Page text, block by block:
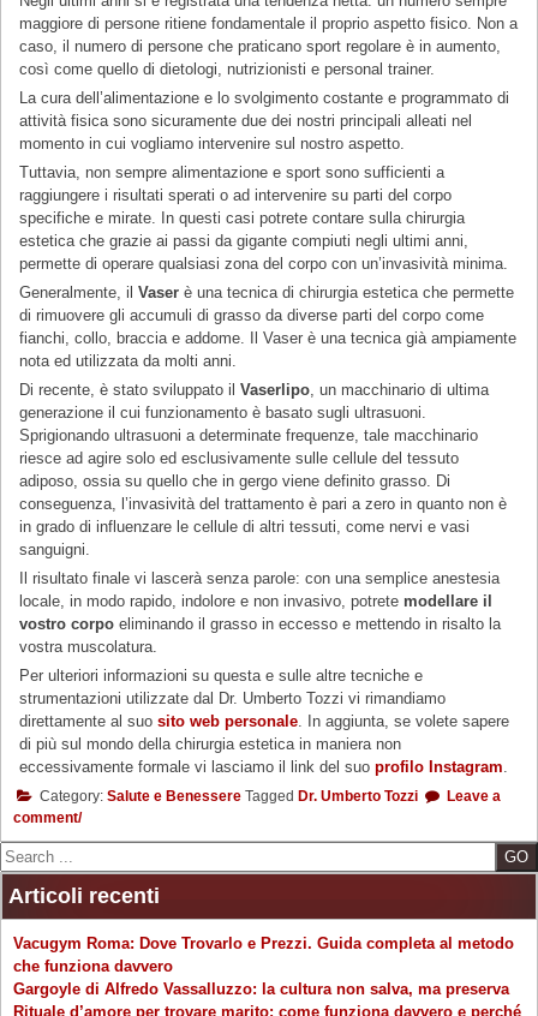
maggiore di persone ritiene fondamentale il proprio aspetto fisico. Non a
caso, il numero di persone che praticano sport regolare è in aumento,
così come quello di dietologi, nutrizionisti e personal trainer.
La cura dell’alimentazione e lo svolgimento costante e programmato di
attività fisica sono sicuramente due dei nostri principali alleati nel
momento in cui vogliamo intervenire sul nostro aspetto.
Tuttavia, non sempre alimentazione e sport sono sufficienti a
raggiungere i risultati sperati o ad intervenire su parti del corpo
specifiche e mirate. In questi casi potrete contare sulla chirurgia
estetica che grazie ai passi da gigante compiuti negli ultimi anni,
permette di operare qualsiasi zona del corpo con un’invasività minima.
Generalmente, ilVaser è una tecnica di chirurgia estetica che permette
di rimuovere gli accumuli di grasso da diverse parti del corpo come
fianchi, collo, braccia e addome. Il Vaser è una tecnica già ampiamente
nota ed utilizzata da molti anni.
Di recente, è stato sviluppato ilVaserlipo, un macchinario di ultima
generazione il cui funzionamento è basato sugli ultrasuoni.
Sprigionando ultrasuoni a determinate frequenze, tale macchinario
riesce ad agire solo ed esclusivamente sulle cellule del tessuto
adiposo, ossia su quello che in gergo viene definito grasso. Di
conseguenza, l’invasività del trattamento è pari a zero in quanto non è
in grado di influenzare le cellule di altri tessuti, come nervi e vasi
sanguigni.
Il risultato finale vi lascerà senza parole: con una semplice anestesia
locale, in modo rapido, indolore e non invasivo, potrete modellare il
vostro corpo eliminando il grasso in eccesso e mettendo in risalto la
vostra muscolatura.
Per ulteriori informazioni su questa e sulle altre tecniche e
strumentazioni utilizzate dal Dr. Umberto Tozzi vi rimandiamo
direttamente al suosito web personale. In aggiunta, se volete sapere
di più sul mondo della chirurgia estetica in maniera non
eccessivamente formale vi lasciamo il link del suoprofilo Instagram.
Category: Salute e Benessere Tagged Dr. Umberto Tozzi
Leave a
comment/
Search
Articoli recenti
Vacugym Roma: Dove Trovarlo e Prezzi. Guida completa al metodo
che funziona davvero
Gargoyle di Alfredo Vassalluzzo: la cultura non salva, ma preserva
Rituale d’amore per trovare marito: come funziona davvero e perché